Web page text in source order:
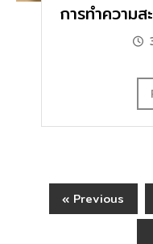
การทำความ
« Previous